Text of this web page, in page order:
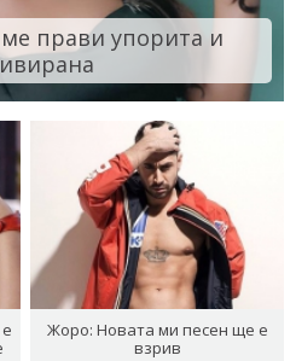
прави упорита и
Жоро: Новата ми песен ще е
взрив